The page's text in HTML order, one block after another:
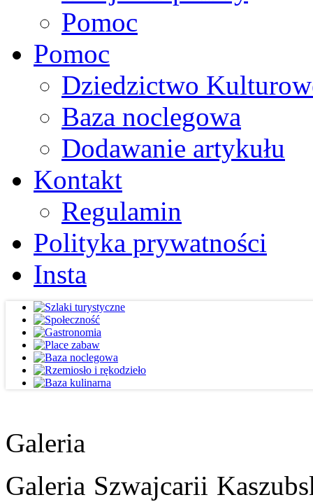
Pomoc
Pomoc
Dziedzictwo
Baza noclegowa
Dodawanie artykułu
Kontakt
Regulamin
Polityka prywatności
Insta
Galeria
Galeria Szwajcarii